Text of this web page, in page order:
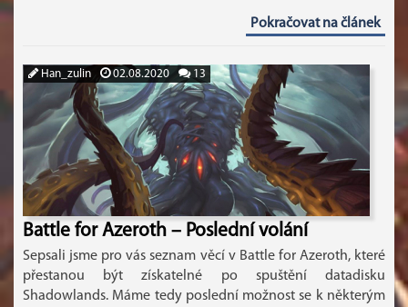
Pokračovat na článek
Han_zulin 02.08.2020 13
Battle for Azeroth – Poslední volání
Sepsali jsme pro vás seznam věcí v Battle for Azeroth, které
přestanou být získatelné po spuštění datadisku
Shadowlands. Máme tedy poslední možnost se k některým